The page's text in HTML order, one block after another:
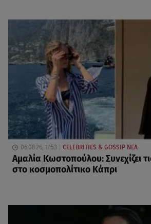
06.08.26, 17:53 CELEBRITIES & GOSSIP ΝΕΑ
Αμαλία Κωστοπούλου: Συνεχίζει
στο κοσμοπολίτικο Κάπρι